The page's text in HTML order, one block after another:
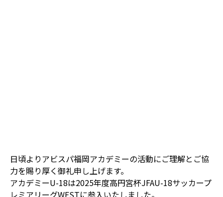
日頃よりアビスパ福岡アカデミーの活動にご理解とご協
力を賜り厚く御礼申し上げます。
アカデミーU-18は2025年度高円宮杯JFAU-18サッカープ
レミアリーグWESTに参入いたしました。